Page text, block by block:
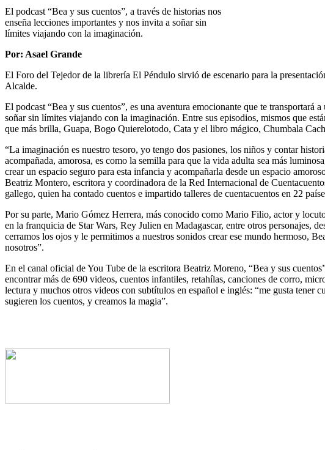
El podcast “Bea y sus cuentos”, a través de historias nos
enseña lecciones importantes y nos invita a soñar sin
límites viajando con la imaginación.
Por: Asael Grande
El Foro del Tejedor de la librería El Péndulo sirvió de escenario para la
Alcalde.
El podcast “Bea y sus cuentos”, es una aventura emocionante que te
soñar sin límites viajando con la imaginación. Entre sus episodios, mismos que
que más brilla, Guapa, Bogo Quierelotodo, Cata y el libro mágico, Chumbala
“La imaginación es nuestro tesoro, yo tengo dos pasiones, los niños y contar
acompañada, amorosa, es como la semilla para que la vida adulta sea más
crear un espacio seguro para esta infancia y acompañarla desde un espacio
Beatriz Montero, escritora y coordinadora de la Red Internacional de
gallego, quien ha contado cuentos e impartido talleres de cuentacuentos en 22
Por su parte, Mario Gómez Herrera, más conocido como Mario Filio, actor y
en la franquicia de Star Wars,​ Rey Julien en Madagascar, entre otros personajes,
cerramos los ojos y le permitimos a nuestros sonidos crear ese mundo hermoso,
nosotros”.
En el canal oficial de You Tube de la escritora Beatriz Moreno, “Bea y sus
encontrar más de 690 videos, cuentos infantiles, retahílas, canciones de corro,
lectura y muchos otros videos con subtítulos en español e inglés: “me gusta tener
sugieren los cuentos, y creamos la magia”.